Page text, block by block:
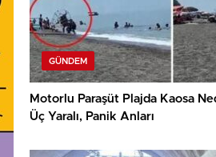
GÜNDEM
Motorlu Paraşüt Plajda Kaosa
Üç Yaralı, Panik Anları